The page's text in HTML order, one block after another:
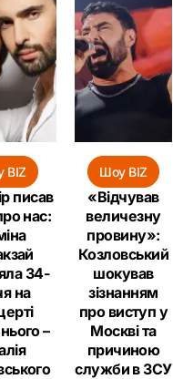
BIZ
писав
нас:
34-
на
–
Шоу BIZ
«Відчував
величезну
провину»:
Козловський
шокував
зізнанням
про виступ у
Москві та
причиною
служби в ЗСУ